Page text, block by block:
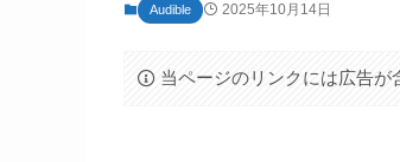
Audible 2025年10月14日
当ページのリンクには広告が